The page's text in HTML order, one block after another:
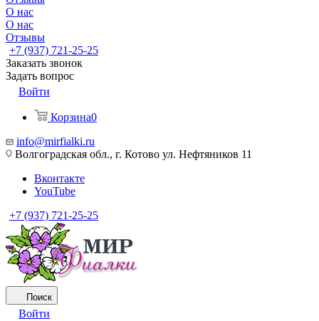
О нас
О нас
Отзывы
+7 (937) 721-25-25
Заказать звонок
Задать вопрос
Войти
Корзина0
info@mirfialki.ru
Волгоградская обл., г. Котово ул. Нефтяников 11
Вконтакте
YouTube
+7 (937) 721-25-25
Поиск
Войти